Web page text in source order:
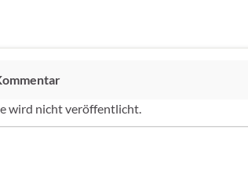
wird nicht veröffentlicht.